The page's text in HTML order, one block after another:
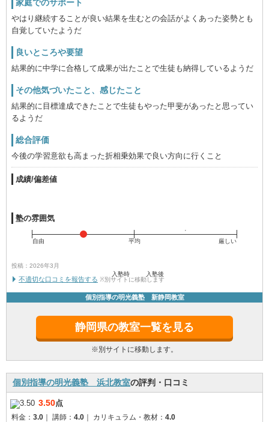
家庭でのサポート
やはり継続することが良い結果を生むとの会話がよくあった姿勢とも
自覚していたようだ
良いところや要望
結果的に中学に合格して成果が出たことで生徒も納得しているようだ
その他気づいたこと、感じたこと
結果的に目標達成できたことで生徒もやった甲斐があったと思ってい
るようだ
総合評価
今後の学習意欲も高まった折相乗効果で良い方向に行くこと
成績/偏差値
入塾時 入塾後
塾の雰囲気
自由 平均 厳しい
投稿：2026年3月
不適切な口コミを報告する ※別サイトに移動します
個別指導の明光義塾 新静岡教室
静岡県の教室一覧を見る
※別サイトに移動します。
個別指導の明光義塾 浜北教室の評判・口コミ
3.50点
料金： 3.0 講師： 4.0 カリキュラム・教材： 4.0